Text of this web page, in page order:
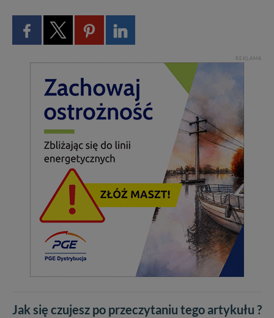
REKLAMA
Jak się czujesz po przeczytaniu tego artykułu ?